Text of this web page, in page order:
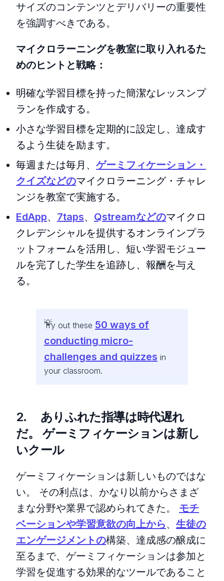
サイズのコンテンツとデリバリーの重要性
を強調すべきである。
マイクロラーニングを教室に取り入れるた
めのヒントと戦略：
明確な学習目標を持った簡潔なレッスンプ
ランを作成する。
小さな学習目標を定期的に設定し、達成す
るよう生徒を励ます。
毎週または毎月、 ゲーミフィケーション・
クイズなどのマイクロラーニング・チャレ
ンジを教室で実施する。
EdApp、 7taps、 Qstreamなどのマイクロ
クレデンシャルを提供するオンラインプラ
ットフォームを活用し、短い学習モジュー
ルを完了した学生を追跡し、報酬を与え
る。
Try out these 50 ways of
conducting micro-
challenges and quizzes in
your classroom.
2. ありふれた指導は時代遅れ
だ。 ゲーミフィケーションは新し
いクール
ゲーミフィケーションは新しいものではな
い。 その利点は、かなり以前からさまざ
まな分野や業界で認められてきた。 モチ
ベーションや学習意欲の向上から、 生徒の
エンゲージメントの構築、達成感の醸成に
至るまで、ゲーミフィケーションは参加と
学習を促進する効果的なツールであること